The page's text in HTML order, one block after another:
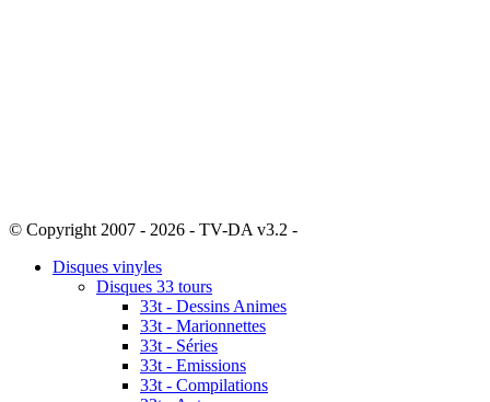
© Copyright 2007 - 2026 - TV-DA v3.2 -
Disques vinyles
Disques 33 tours
33t - Dessins Animes
33t - Marionnettes
33t - Séries
33t - Emissions
33t - Compilations